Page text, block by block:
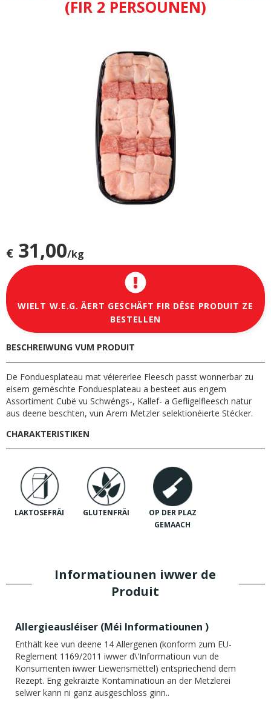
(FIR 2 PERSOUNEN)
€ 31,00/kg
WIELT W.E.G. ÄERT GESCHÄFT FIR DËSE PRODUIT ZE
BESTELLEN
BESCHREIWUNG VUM PRODUIT
De Fonduesplateau mat véiererlee Fleesch passt wonnerbar zu
eisem gemëschte Fonduesplateau a besteet aus engem
Assortiment Cubë vu Schwéngs-, Kallef- a Gefligelfleesch natur
aus deene beschten, vun Ärem Metzler selektionéierte Stécker.
CHARAKTERISTIKEN
LAKTOSEFRÄI GLUTENFRÄI
OP DER PLAZ
GEMAACH
Informatiounen iwwer de
Produit
Allergieausléiser (Méi Informatiounen )
Enthält kee vun deene 14 Allergenen (konform zum EU-
Reglement 1169/2011 iwwer d\'Informatioun vun de
Konsumenten iwwer Liewensmëttel) entspriechend dem
Rezept. Eng gekräizte Kontaminatioun an der Metzlerei
selwer kann ni ganz ausgeschloss ginn..